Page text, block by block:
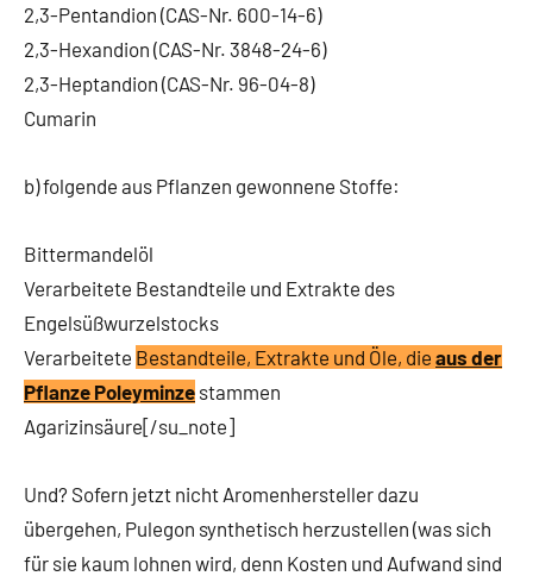
2,3-Pentandion (CAS-Nr. 600-14-6)
2,3-Hexandion (CAS-Nr. 3848-24-6)
2,3-Heptandion (CAS-Nr. 96-04-8)
Cumarin
b) folgende aus Pflanzen gewonnene Stoffe:
Bittermandelöl
Verarbeitete Bestandteile und Extrakte des
Engelsüßwurzelstocks
Verarbeitete Bestandteile, Extrakte und Öle, die aus der
Pflanze Poleyminze stammen
Agarizinsäure[/su_note]
Und? Sofern jetzt nicht Aromenhersteller dazu
übergehen, Pulegon synthetisch herzustellen (was sich
für sie kaum lohnen wird, denn Kosten und Aufwand sind